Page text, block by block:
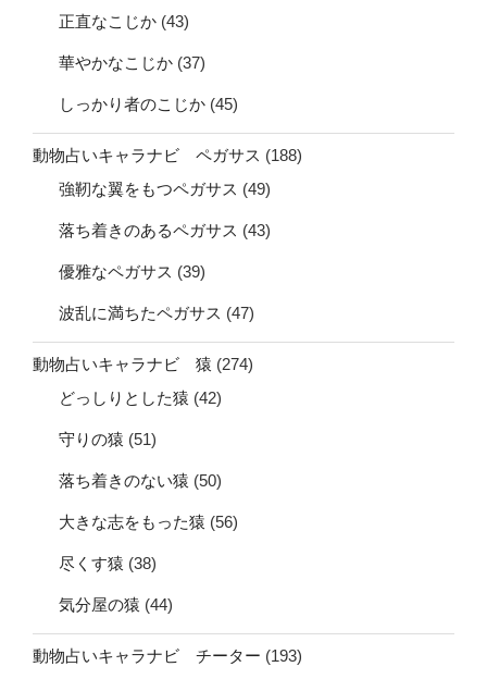
正直なこじか (43)
華やかなこじか (37)
しっかり者のこじか (45)
動物占いキャラナビ ペガサス (188)
強靭な翼をもつペガサス (49)
落ち着きのあるペガサス (43)
優雅なペガサス (39)
波乱に満ちたペガサス (47)
動物占いキャラナビ 猿 (274)
どっしりとした猿 (42)
守りの猿 (51)
落ち着きのない猿 (50)
大きな志をもった猿 (56)
尽くす猿 (38)
気分屋の猿 (44)
動物占いキャラナビ チーター (193)